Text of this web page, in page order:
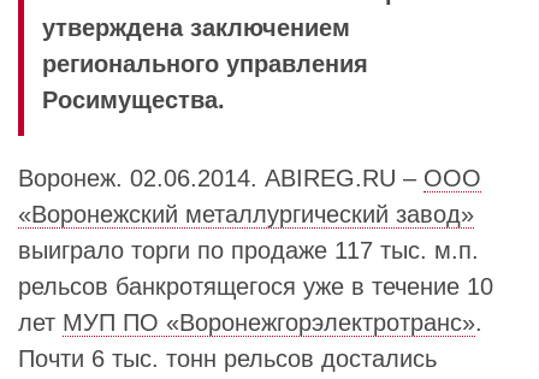
утверждена заключением
регионального управления
Росимущества.
Воронеж. 02.06.2014. ABIREG.RU – ООО
«Воронежский металлургический завод»
выиграло торги по продаже 117 тыс. м.п.
рельсов банкротящегося уже в течение 10
лет МУП ПО «Воронежгорэлектротранс».
Почти 6 тыс. тонн рельсов достались